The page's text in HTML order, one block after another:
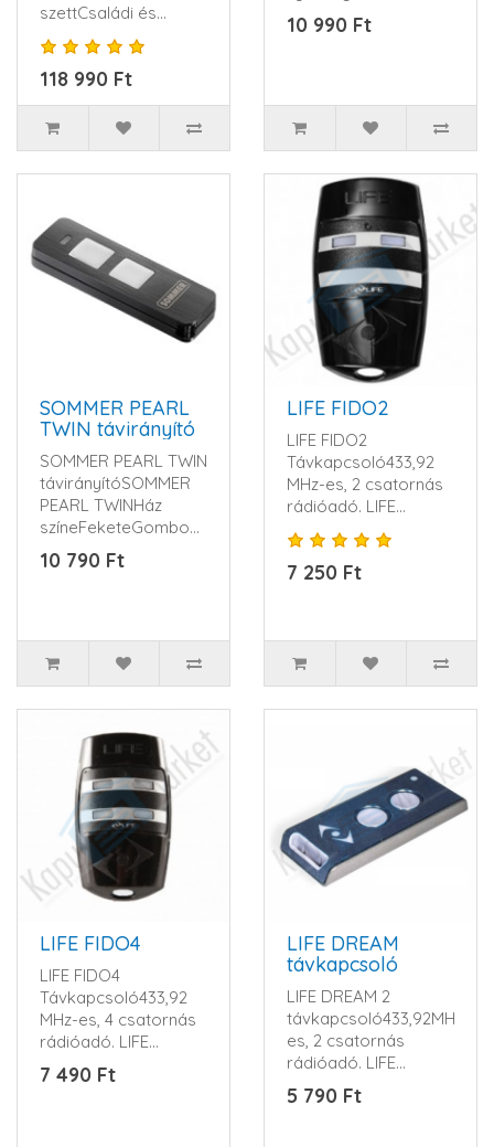
szettCsaládi és
társas házakhoz
egyaránt bevált szett.
E..
118 990 Ft
kulcskarikával. Ez a
távirányító m..
10 990 Ft
SOMMER PEARL
TWIN távirányító
SOMMER PEARL TWIN
távirányítóSOMMER
PEARL TWINHáz
színeFeketeGombok
színeSzürkeGombok
száma2Elem típ..
10 790 Ft
LIFE FIDO2
LIFE FIDO2
Távkapcsoló433,92
MHz-es, 2 csatornás
rádióadó. LIFE
ugrókód rendszerrel.
1 db 12V-os al..
7 250 Ft
LIFE FIDO4
LIFE FIDO4
Távkapcsoló433,92
MHz-es, 4 csatornás
rádióadó. LIFE
ugrókód rendszerrel.
1 db 12V-os alk..
7 490 Ft
LIFE DREAM
távkapcsoló
LIFE DREAM 2
távkapcsoló433,92MHz-
es, 2 csatornás
rádióadó. LIFE
ugrókód
rendszerrel.DREAMHáz
5 790 Ft